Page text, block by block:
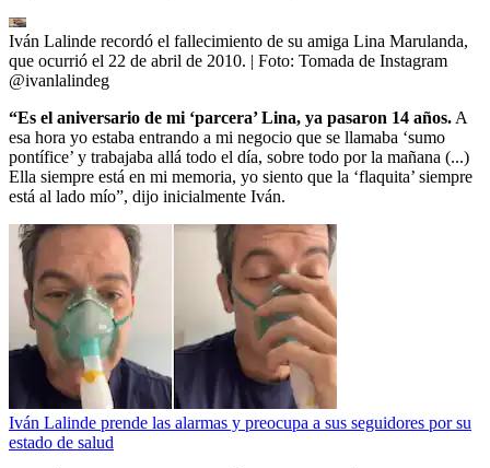
Iván Lalinde recordó el fallecimiento de su amiga Lina Marulanda,
que ocurrió el 22 de abril de 2010. | Foto: Tomada de Instagram
@ivanlalindeg
“Es el aniversario de mi ‘parcera’ Lina, ya pasaron 14 años. A
esa hora yo estaba entrando a mi negocio que se llamaba ‘sumo
pontífice’ y trabajaba allá todo el día, sobre todo por la mañana (...)
Ella siempre está en mi memoria, yo siento que la ‘flaquita’ siempre
está al lado mío”, dijo inicialmente Iván.
Iván Lalinde prende las alarmas y preocupa a sus seguidores por su
estado de salud